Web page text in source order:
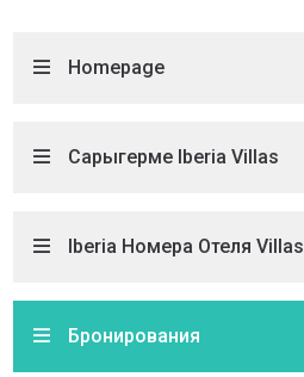
Homepage
Сарыгерме Iberia Villas
Iberia Номера Отеля Villas
Бронирования